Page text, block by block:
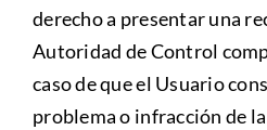
derecho a presentar una
Autoridad de Control
caso de que el Usuario
problema o infracción de